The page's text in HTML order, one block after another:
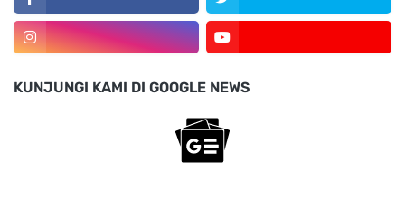
KUNJUNGI KAMI DI GOOGLE NEWS